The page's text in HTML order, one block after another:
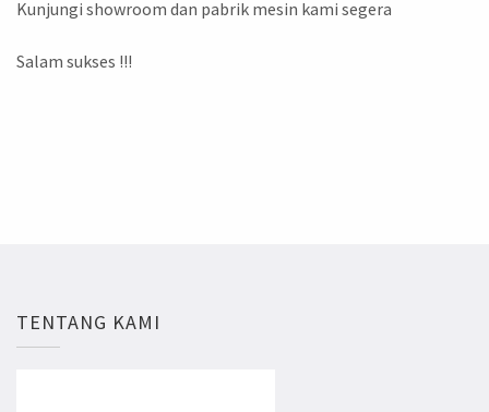
Kunjungi showroom dan pabrik mesin kami segera
Salam sukses !!!
TENTANG KAMI